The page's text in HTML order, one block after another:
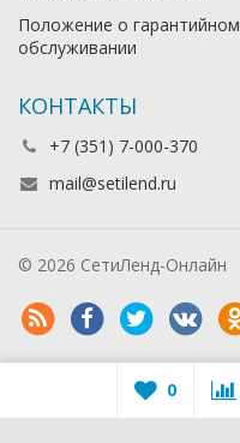
Положение о гарантийном
обслуживании
КОНТАКТЫ
+7 (351) 7-000-370
mail@setilend.ru
© 2026 СетиЛенд-Онлайн
0